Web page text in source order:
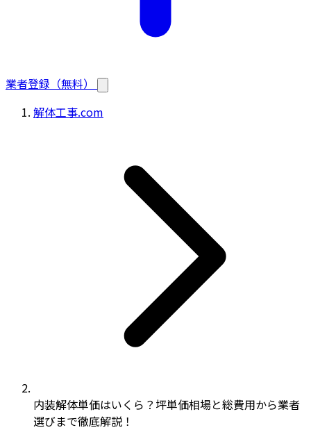
業者登録（無料）
解体工事.com
内装解体単価はいくら？坪単価相場と総費用から業者
選びまで徹底解説！